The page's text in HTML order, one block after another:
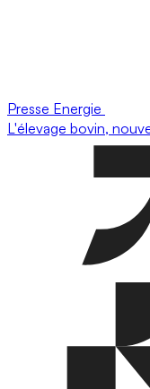
Presse Energie
L'élevage bovin,